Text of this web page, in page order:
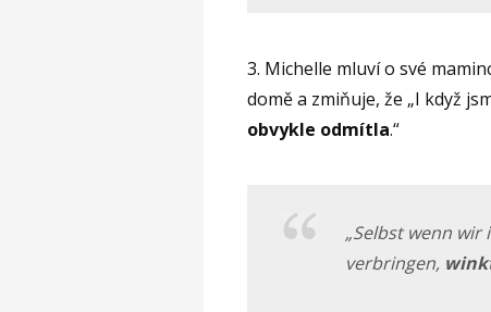
3. Michelle mluví o své
domě a zmiňuje, že „I když
obvykle odmítla.“
„Selbst wenn wir
verbringen,